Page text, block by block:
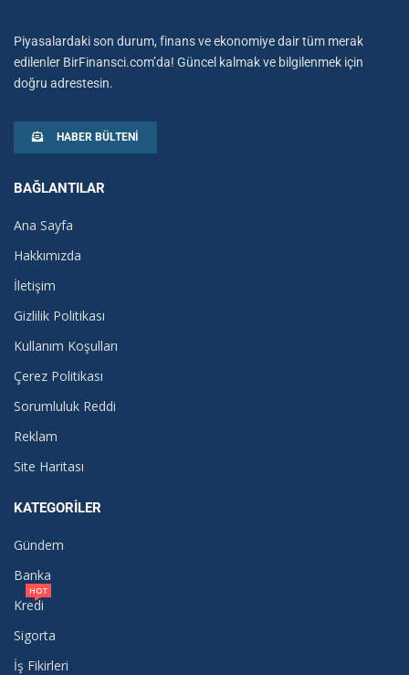
Piyasalardaki son durum, finans ve ekonomiye dair tüm merak
edilenler BirFinansci.com’da! Güncel kalmak ve bilgilenmek için
doğru adrestesin.
HABER BÜLTENI
BAĞLANTILAR
Ana Sayfa
Hakkımızda
İletişim
Gizlilik Politikası
Kullanım Koşulları
Çerez Politikası
Sorumluluk Reddi
Reklam
Site Haritası
KATEGORILER
Gündem
Banka
Kredi
HOT
Sigorta
İş Fikirleri